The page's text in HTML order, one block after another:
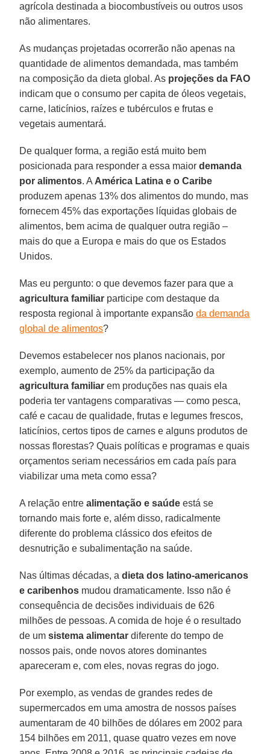
agrícola destinada a biocombustíveis ou outros usos
não alimentares.
As mudanças projetadas ocorrerão não apenas na
quantidade de alimentos demandada, mas também
na composição da dieta global. As projeções da FAO
indicam que o consumo per capita de óleos vegetais,
carne, laticínios, raízes e tubérculos e frutas e
vegetais aumentará.
De qualquer forma, a região está muito bem
posicionada para responder a essa maiordemanda
por alimentos. A América Latina e o Caribe
produzem apenas 13% dos alimentos do mundo, mas
fornecem 45% das exportações líquidas globais de
alimentos, bem acima de qualquer outra região –
mais do que a Europa e mais do que os Estados
Unidos.
Mas eu pergunto: o que devemos fazer para que a
agricultura familiar participe com destaque da
resposta regional à importante expansãoda demanda
global de alimentos?
Devemos estabelecer nos planos nacionais, por
exemplo, aumento de 25% da participação da
agricultura familiar em produções nas quais ela
poderia ter vantagens comparativas — como pesca,
café e cacau de qualidade, frutas e legumes frescos,
laticínios, certos tipos de carnes e alguns produtos de
nossas florestas? Quais políticas e programas e quais
orçamentos seriam necessários em cada país para
viabilizar uma meta como essa?
A relação entrealimentação e saúde está se
tornando mais forte e, além disso, radicalmente
diferente do problema clássico dos efeitos de
desnutrição e subalimentação na saúde.
Nas últimas décadas, adieta dos latino-americanos
e caribenhos mudou dramaticamente. Isso não é
consequência de decisões individuais de 626
milhões de pessoas. A comida de hoje é o resultado
de umsistema alimentar diferente do tempo de
nossos pais, onde novos atores dominantes
apareceram e, com eles, novas regras do jogo.
Por exemplo, as vendas de grandes redes de
supermercados em uma amostra de nossos países
aumentaram de 40 bilhões de dólares em 2002 para
154 bilhões em 2011, quase quatro vezes em nove